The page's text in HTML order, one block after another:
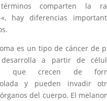
comparten la
«, hay diferencias
es un tipo de cáncer de
a partir de
que crecen de
y pueden invadir
del cuerpo. El